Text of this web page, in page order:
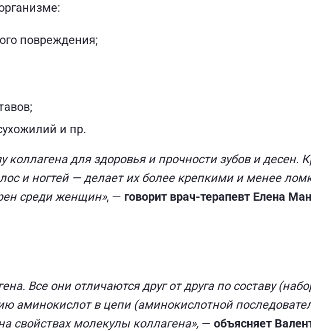
повреждения;
и пр.
коллагена для здоровья и прочности зубов и десен.
и ногтей — делает их более крепкими и менее
среди женщин», — говорит врач-терапевт Елена
Все они отличаются друг от друга по составу
аминокислот в цепи (аминокислотной
свойствах молекулы коллагена», — объясняет